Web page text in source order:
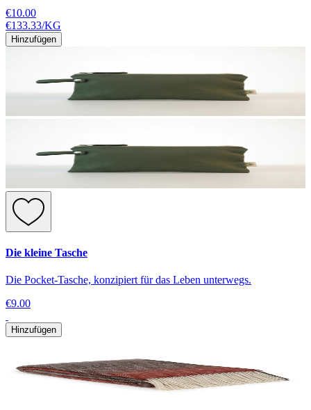
€10.00
€133.33/KG
Hinzufügen
Die kleine Tasche
Die Pocket-Tasche, konzipiert für das Leben unterwegs.
€9.00
Hinzufügen